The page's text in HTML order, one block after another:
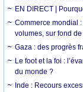
EN DIRECT |
Commerce mondial
volumes, sur fond
Gaza : des progrès
Le foot et la foi :
du monde ?
Inde : Recours